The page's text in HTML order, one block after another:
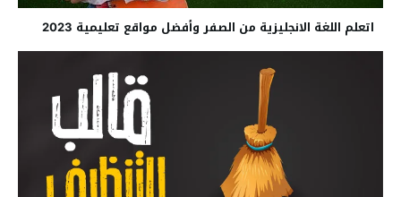
اتعلم اللغة الانجليزية من الصفر وأفضل مواقع تعليمية 2023